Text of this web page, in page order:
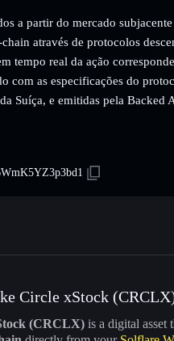
a partir do mercado subjacente
através de protocolos
tempo real da ação
com as especificações do
Suíça, e emitidas pela Backed
Circle xStock
(CRCLX) is a digital asset